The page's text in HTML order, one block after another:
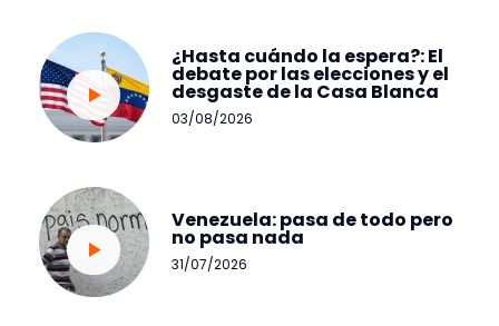
¿Hasta cuándo la espera?: El
debate por las elecciones y el
desgaste de la Casa Blanca
03/08/2026
Venezuela: pasa de todo pero
no pasa nada
31/07/2026